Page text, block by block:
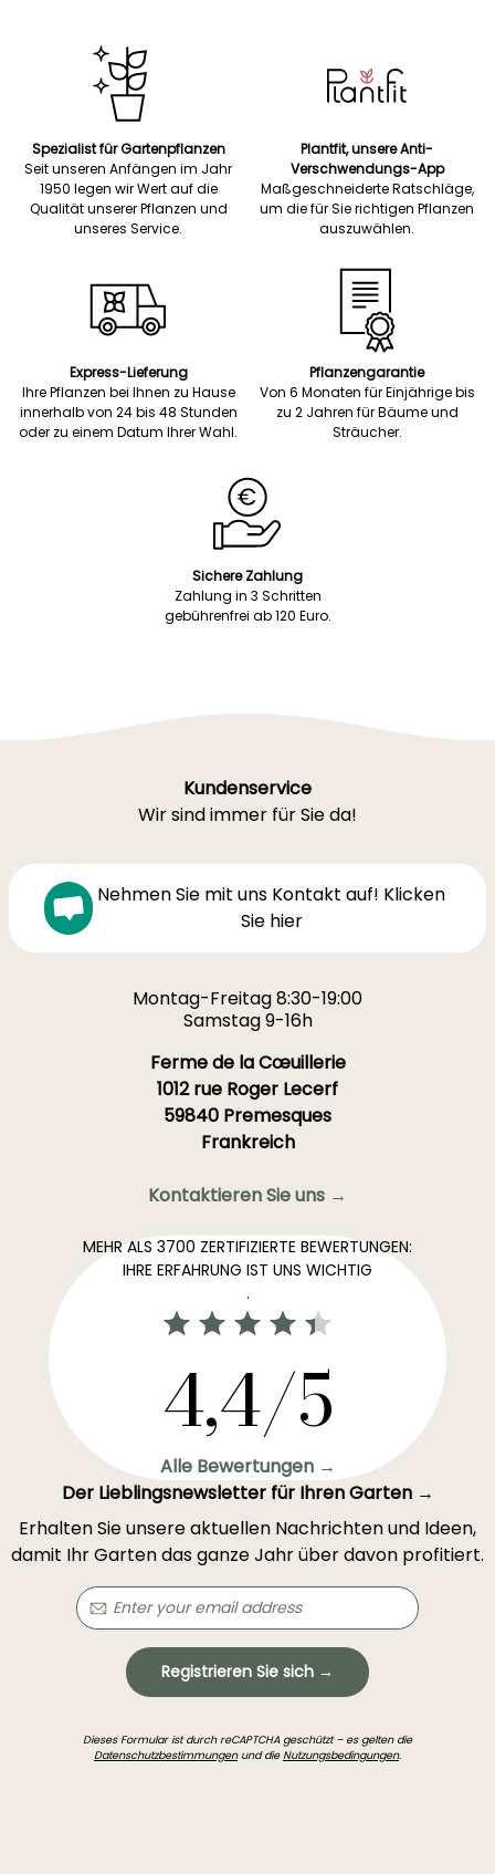
Spezialist für Gartenpflanzen
Seit unseren Anfängen im Jahr
1950 legen wir Wert auf die
Qualität unserer Pflanzen und
unseres Service.
Plantfit, unsere Anti-
Verschwendungs-App
Maßgeschneiderte Ratschläge,
um die für Sie richtigen Pflanzen
auszuwählen.
Express-Lieferung
Ihre Pflanzen bei Ihnen zu Hause
innerhalb von 24 bis 48 Stunden
oder zu einem Datum Ihrer Wahl.
Pflanzengarantie
Von 6 Monaten für Einjährige bis
zu 2 Jahren für Bäume und
Sträucher.
Sichere Zahlung
Zahlung in 3 Schritten
gebührenfrei ab 120 Euro.
Kundenservice
Wir sind immer für Sie da!
Nehmen Sie mit uns Kontakt auf! Klicken
Sie hier
Montag-Freitag 8:30-19:00
Samstag 9-16h
Ferme de la Cœuillerie
1012 rue Roger Lecerf
59840 Premesques
Frankreich
Kontaktieren Sie uns →
MEHR ALS 3700 ZERTIFIZIERTE BEWERTUNGEN:
IHRE ERFAHRUNG IST UNS WICHTIG
.
4,4/5
Alle Bewertungen →
Der Lieblingsnewsletter für Ihren Garten →
Erhalten Sie unsere aktuellen Nachrichten und Ideen,
damit Ihr Garten das ganze Jahr über davon profitiert.
Registrieren Sie sich →
Dieses Formular ist durch reCAPTCHA geschützt – es gelten die
Datenschutzbestimmungenund dieNutzungsbedingungen.